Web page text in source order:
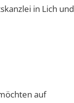
in Lich und
auf